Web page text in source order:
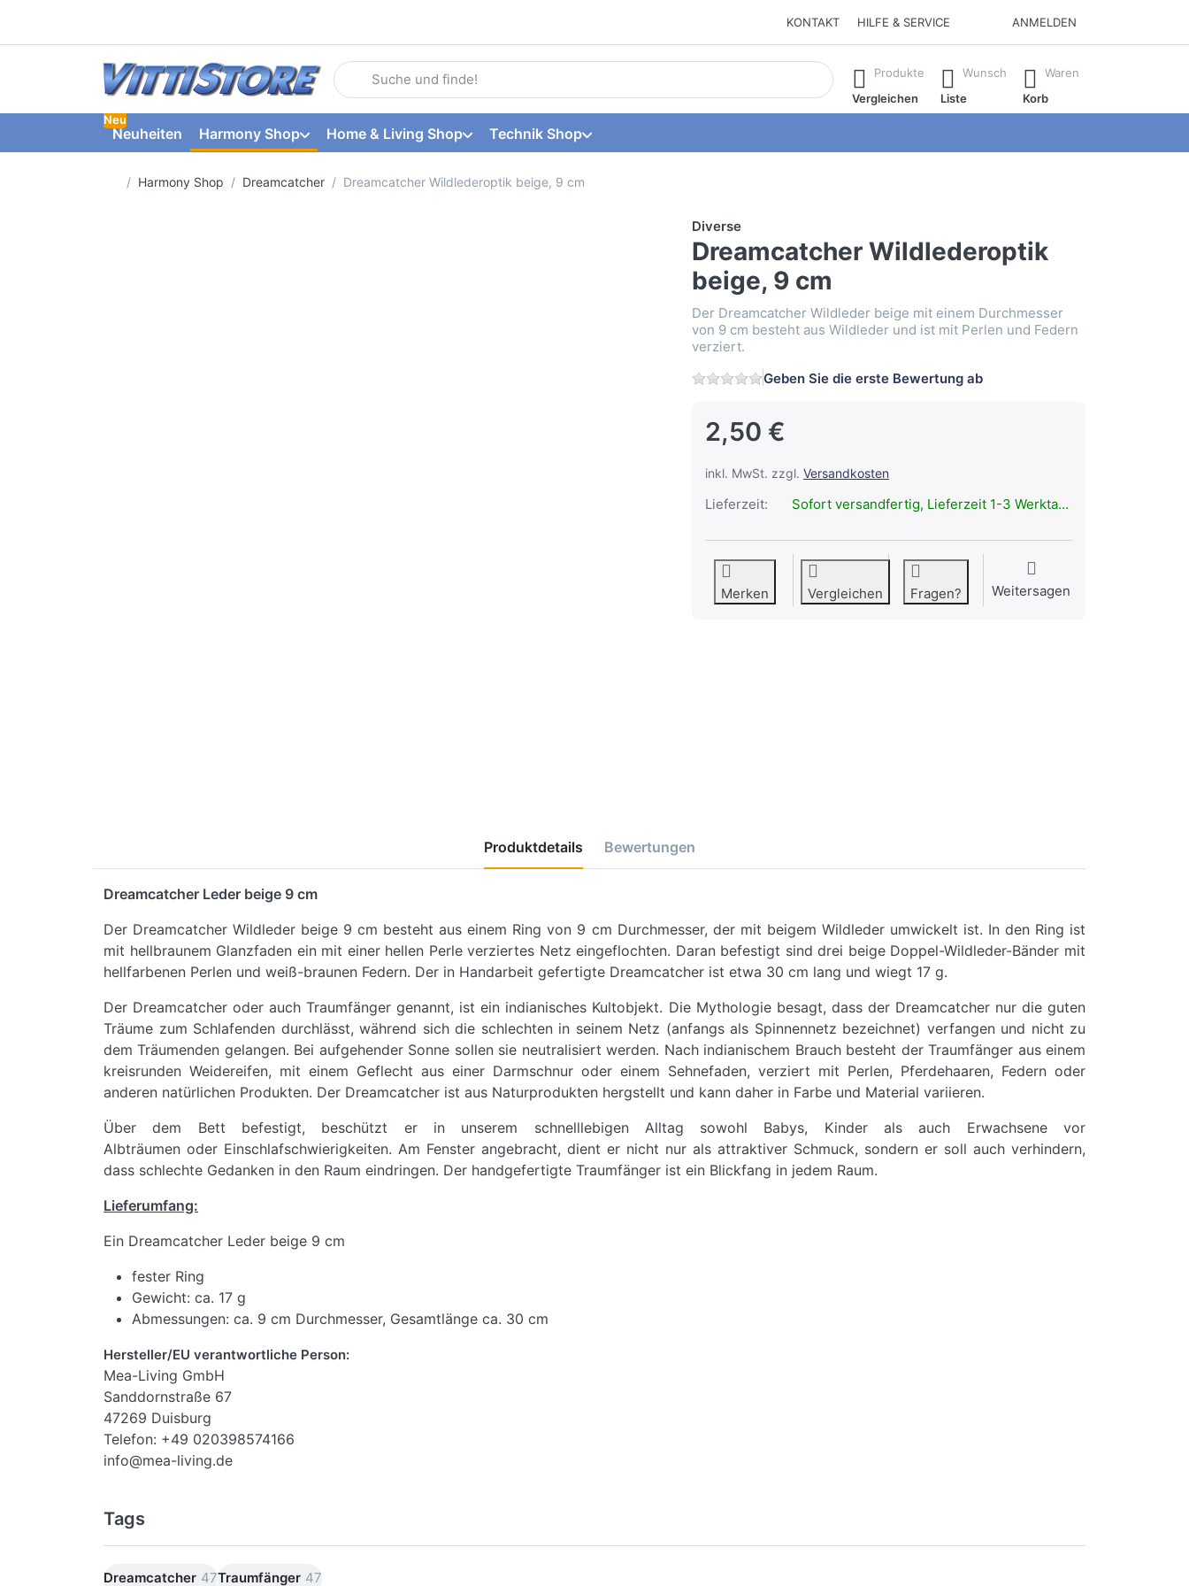
KONTAKT HILFE & SERVICE ANMELDEN
Geben Sie einen Suchbegriff ein. Während Sie tippen, erscheinen automatisch erste Ergebnisse. Drücken Sie die Eingabetaste, um alle
Produkte
Vergleichen
Wunsch
Liste
Waren
Korb
Neuheiten
Neu
Harmony Shop Home & Living Shop Technik Shop
Startseite
Harmony Shop Dreamcatcher Dreamcatcher Wildlederoptik beige, 9 cm
Diverse
Dreamcatcher Wildlederoptik
beige, 9 cm
Der Dreamcatcher Wildleder beige mit einem Durchmesser
von 9 cm besteht aus Wildleder und ist mit Perlen und Federn
verziert.
Geben Sie die erste Bewertung ab
2,50 €
inkl. MwSt. zzgl. Versandkosten
Lieferzeit: Sofort versandfertig, Lieferzeit 1-3 Werktage.
Merken Vergleichen Fragen? Weitersagen
Produktdetails Bewertungen
Dreamcatcher Leder beige 9 cm
Der Dreamcatcher Wildleder beige 9 cm besteht aus einem Ring von 9 cm Durchmesser, der mit beigem Wildleder umwickelt ist. In den Ring ist
mit hellbraunem Glanzfaden ein mit einer hellen Perle verziertes Netz eingeflochten. Daran befestigt sind drei beige Doppel-Wildleder-Bänder mit
hellfarbenen Perlen und weiß-braunen Federn. Der in Handarbeit gefertigte Dreamcatcher ist etwa 30 cm lang und wiegt 17 g.
Der Dreamcatcher oder auch Traumfänger genannt, ist ein indianisches Kultobjekt. Die Mythologie besagt, dass der Dreamcatcher nur die guten
Träume zum Schlafenden durchlässt, während sich die schlechten in seinem Netz (anfangs als Spinnennetz bezeichnet) verfangen und nicht zu
dem Träumenden gelangen. Bei aufgehender Sonne sollen sie neutralisiert werden. Nach indianischem Brauch besteht der Traumfänger aus einem
kreisrunden Weidereifen, mit einem Geflecht aus einer Darmschnur oder einem Sehnefaden, verziert mit Perlen, Pferdehaaren, Federn oder
anderen natürlichen Produkten. Der Dreamcatcher ist aus Naturprodukten hergstellt und kann daher in Farbe und Material variieren.
Über dem Bett befestigt, beschützt er in unserem schnelllebigen Alltag sowohl Babys, Kinder als auch Erwachsene vor
Albträumen oder Einschlafschwierigkeiten. Am Fenster angebracht, dient er nicht nur als attraktiver Schmuck, sondern er soll auch verhindern,
dass schlechte Gedanken in den Raum eindringen. Der handgefertigte Traumfänger ist ein Blickfang in jedem Raum.
Lieferumfang:
Ein Dreamcatcher Leder beige 9 cm
fester Ring
Gewicht: ca. 17 g
Abmessungen: ca. 9 cm Durchmesser, Gesamtlänge ca. 30 cm
Hersteller/EU verantwortliche Person:
Mea-Living GmbH
Sanddornstraße 67
47269 Duisburg
Telefon: +49 020398574166
info@mea-living.de
Tags
Dreamcatcher 47Traumfänger 47